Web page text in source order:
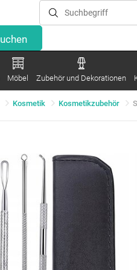
Möbel Zubehör und Dekorationen
Kosmetik Kosmetikzubehör